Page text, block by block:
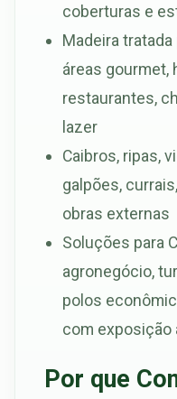
coberturas e
Madeira
áreas gourmet,
restaurantes,
lazer
Caibros, ripas,
galpões,
obras externas
Soluções para
agronegócio,
polos
com exposição
Por que